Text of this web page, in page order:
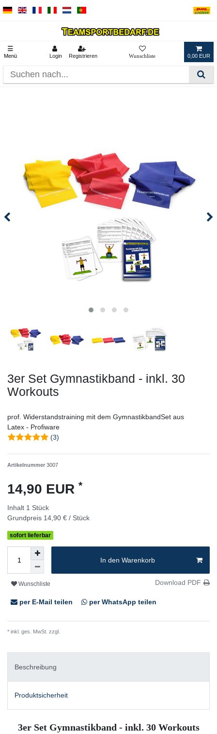
☰
Menü Login Registrieren 0,00 EUR
3er Set Gymnastikband - inkl. 30
Workouts
prof. Widerstandstraining mit dem GymnastikbandSet aus
Latex - Profiware
(3)
Artikelnummer 3007
14,90 EUR *
Inhalt 1 Stück
Grundpreis 14,90 € / Stück
sofort lieferbar
In den Warenkorb
Wunschliste Download PDF
per E-Mail teilen per WhatsApp teilen
* inkl. ges. MwSt. zzgl.
Beschreibung
Produktsicherheit
3er Set Gymnastikband - inkl. 30 Workouts